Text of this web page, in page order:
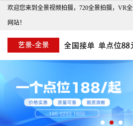
欢迎您来到全景视频拍摄，720全景拍摄，VR
网站！